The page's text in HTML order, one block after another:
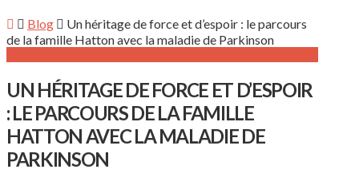
Blog
Un héritage de force et d’espoir : le parcours
de la famille Hatton avec la maladie de Parkinson
UN HÉRITAGE DE FORCE ET D’ESPOIR
: LE PARCOURS DE LA FAMILLE
HATTON AVEC LA MALADIE DE
PARKINSON